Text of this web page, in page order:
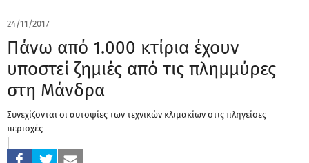
24/11/2017
Πάνω από 1.000 κτίρια έχουν
υποστεί ζημιές από τις πλημμύρες
στη Μάνδρα
Συνεχίζονται οι αυτοψίες των τεχνικών κλιμακίων στις πληγείσες
περιοχές